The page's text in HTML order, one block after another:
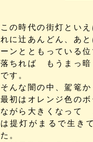
この時代の街灯とい
れに辻あんどん、あ
ーンとともっている
落ちれば もうまっ
です。
そんな闇の中、駕篭
最初はオレンジ色の
ながら大きくなって
は提灯がまるで生き
た。